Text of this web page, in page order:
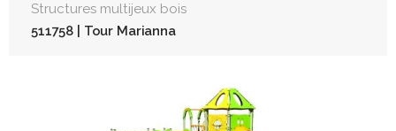
Structures multijeux bois
511758 | Tour Marianna